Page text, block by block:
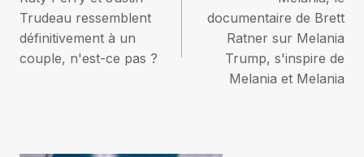
de
l’article
Trudeau ressemblent
définitivement à un
couple, n'est-ce pas ?
documentaire de Brett
Ratner sur Melania
Trump, s'inspire de
Melania et Melania